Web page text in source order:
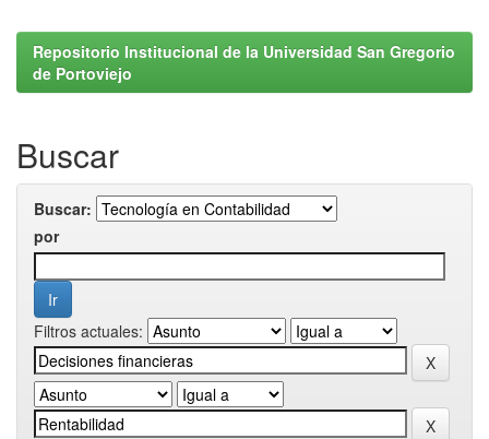
Repositorio Institucional de la Universidad San Gregorio
de Portoviejo
Buscar
Buscar:
por
Filtros actuales: